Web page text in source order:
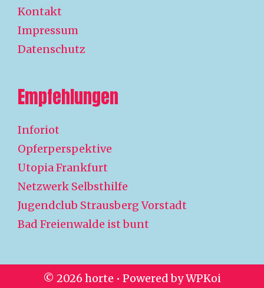
Kontakt
Impressum
Datenschutz
Empfehlungen
Inforiot
Opferperspektive
Utopia Frankfurt
Netzwerk Selbsthilfe
Jugendclub Strausberg Vorstadt
Bad Freienwalde ist bunt
© 2026 horte • Powered byWPKoi